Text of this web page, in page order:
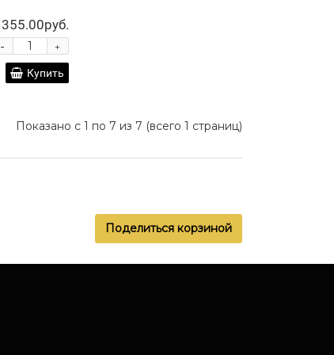
355.00руб.
+
-
Купить
Показано с 1 по 7 из 7 (всего 1 страниц)
Поделиться корзиной